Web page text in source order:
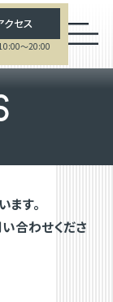
クセス
～20:00
す。
合わせくださ